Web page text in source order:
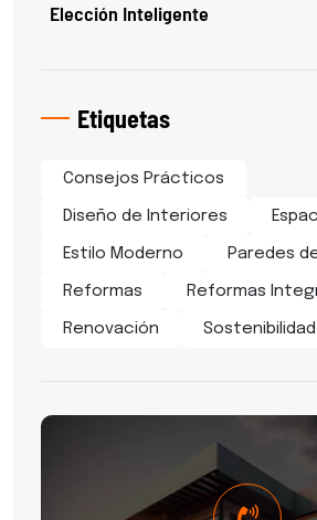
Elección Inteligente
Etiquetas
Consejos Prácticos
Diseño de Interiores
Estilo Moderno Paredes
Reformas Reformas
Renovación Sostenibilidad